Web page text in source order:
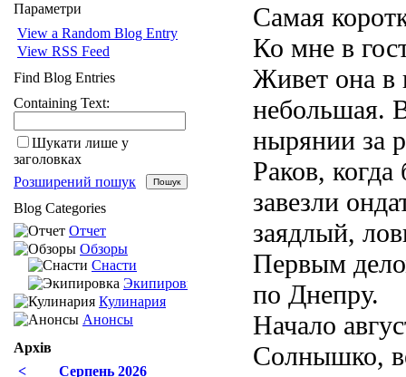
Самая
Ко мне в
Живет она в
небольшая.
нырянии за
Раков,
завезли
заядлый,
Первым
по Днепру.
Начало
Солнышко,
Параметри
View a Random Blog Entry
View RSS Feed
Find Blog Entries
Containing Text:
Шукати лише у
заголовках
Розширений пошук
Blog Categories
Отчет
Обзоры
Снасти
Экипировка
Кулинария
Анонсы
Архів
<
Серпень 2026